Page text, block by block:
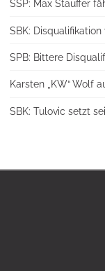
SSP: Max Stauffer
SBK:
SPB: Bittere
Karsten „KW“ Wolf
SBK: Tulovic setzt